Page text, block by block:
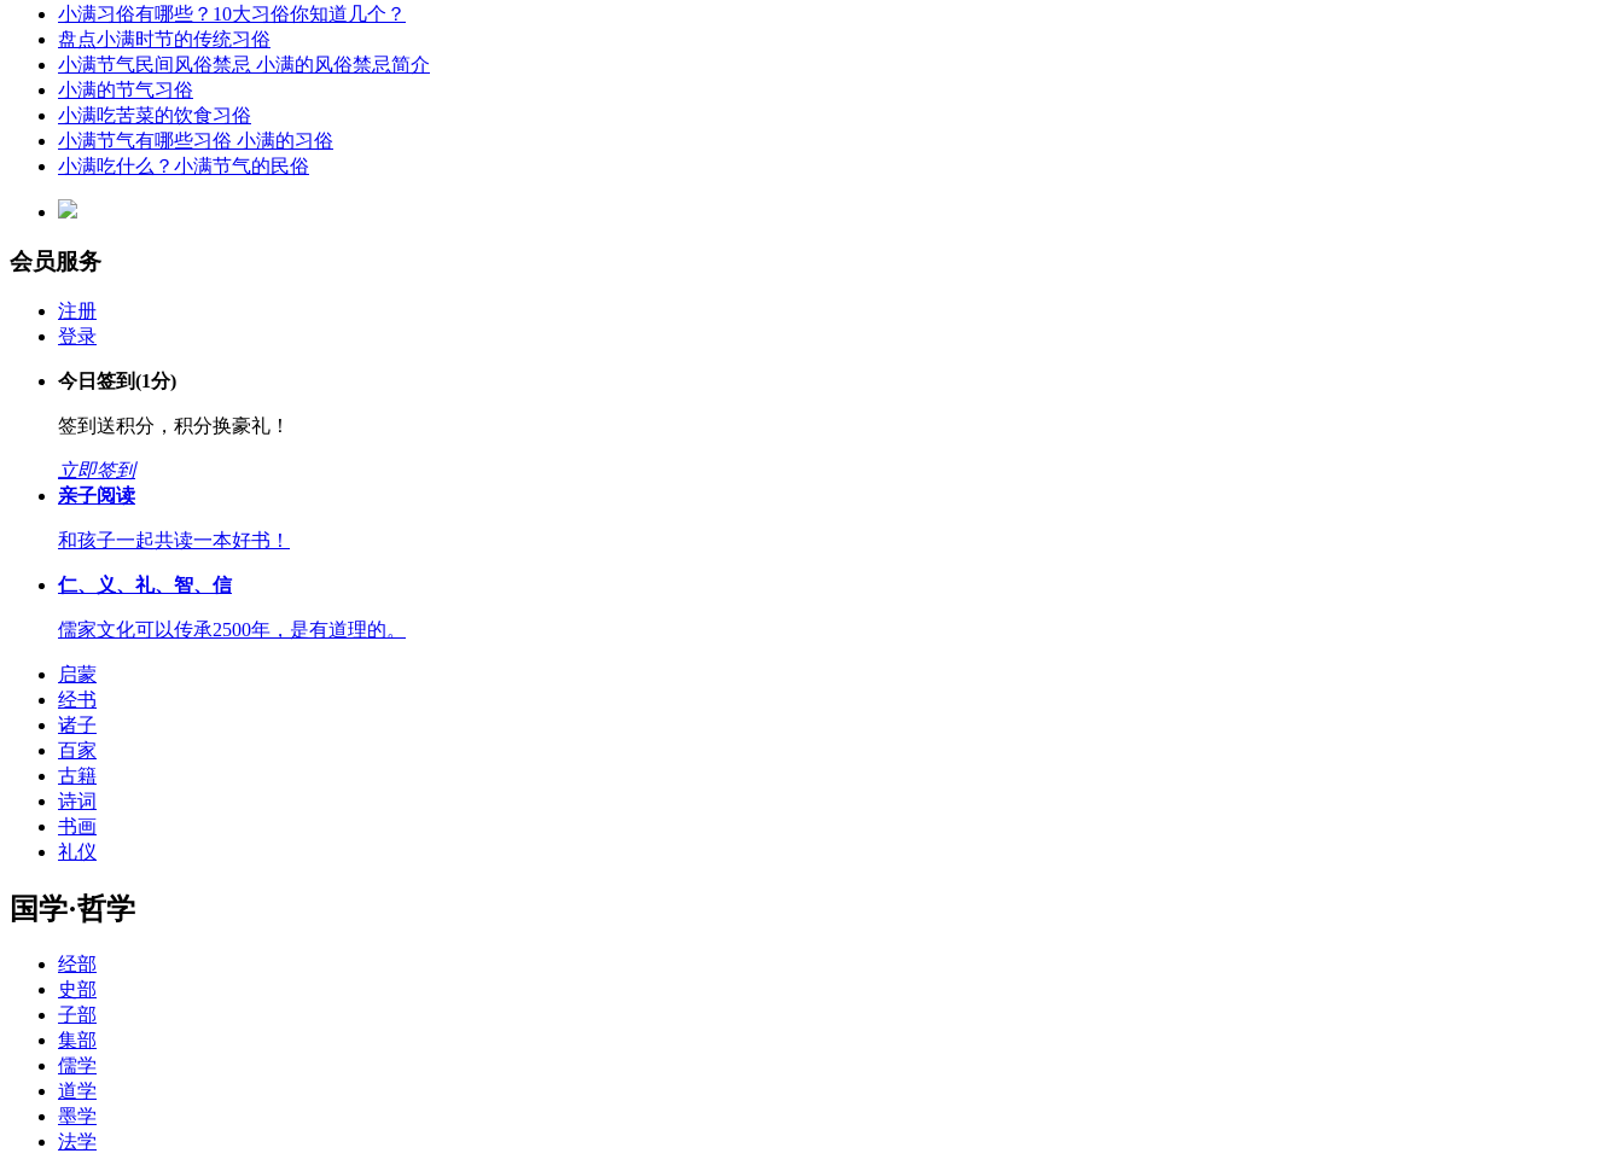
小满习俗有哪些？10大习俗你知道几个？
盘点小满时节的传统习俗
小满节气民间风俗禁忌 小满的风俗禁忌简介
小满的节气习俗
小满吃苦菜的饮食习俗
小满节气有哪些习俗 小满的习俗
小满吃什么？小满节气的民俗
会员服务
注册
登录
今日签到(1分)
签到送积分，积分换豪礼！
立即签到
亲子阅读
和孩子一起共读一本好书！
仁、义、礼、智、信
儒家文化可以传承2500年，是有道理的。
启蒙
经书
诸子
百家
古籍
诗词
书画
礼仪
国学·哲学
经部
史部
子部
集部
儒学
道学
墨学
法学